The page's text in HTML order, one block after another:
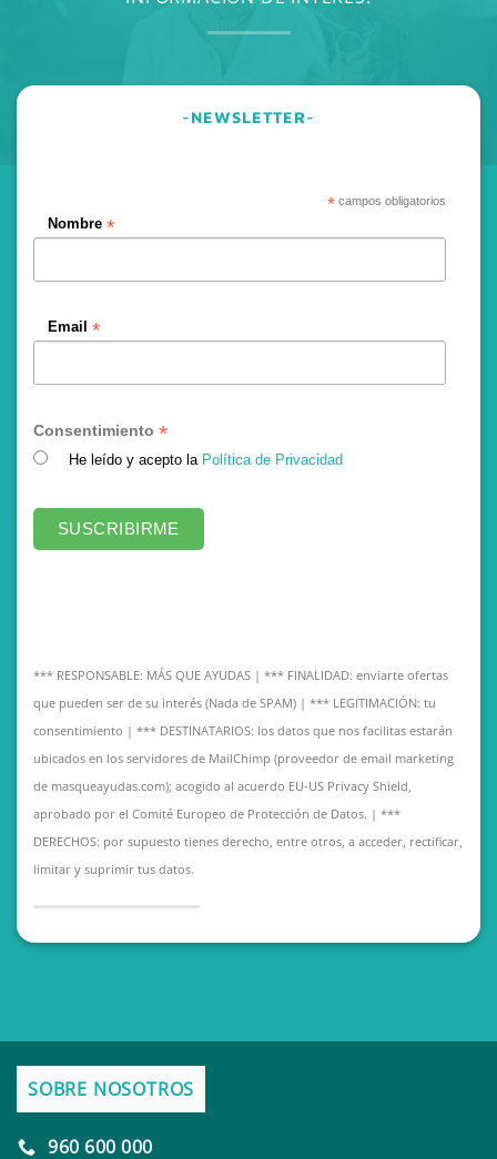
-NEWSLETTER-
* campos obligatorios
Nombre *
Email *
Consentimiento *
He leído y acepto la Política de Privacidad
*** RESPONSABLE: MÁS QUE AYUDAS | *** FINALIDAD: enviarte ofertas
que pueden ser de su interés (Nada de SPAM) | *** LEGITIMACIÓN: tu
consentimiento | *** DESTINATARIOS: los datos que nos facilitas estarán
ubicados en los servidores de MailChimp (proveedor de email marketing
de masqueayudas.com); acogido al acuerdo EU-US Privacy Shield,
aprobado por el Comité Europeo de Protección de Datos. | ***
DERECHOS: por supuesto tienes derecho, entre otros, a acceder, rectificar,
limitar y suprimir tus datos.
SOBRE NOSOTROS
960 600 000